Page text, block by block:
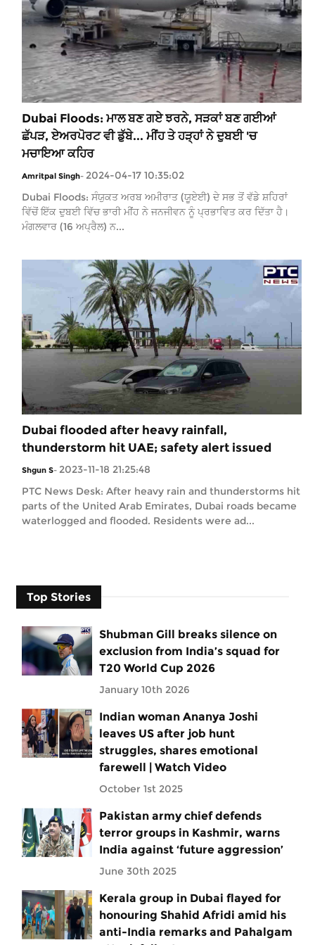
Dubai Floods: ਮਾਲ ਬਣ ਗਏ ਝਰਨੇ, ਸੜਕਾਂ ਬਣ ਗਈਆਂ
ਛੱਪੜ, ਏਅਰਪੋਰਟ ਵੀ ਡੁੱਬੇ... ਮੀਂਹ ਤੇ ਹੜ੍ਹਾਂ ਨੇ ਦੁਬਈ 'ਚ
ਮਚਾਇਆ ਕਹਿਰ
Amritpal Singh- 2024-04-17 10:35:02
Dubai Floods: ਸੰਯੁਕਤ ਅਰਬ ਅਮੀਰਾਤ (ਯੂਏਈ) ਦੇ ਸਭ ਤੋਂ ਵੱਡੇ ਸ਼ਹਿਰਾਂ
ਵਿੱਚੋਂ ਇੱਕ ਦੁਬਈ ਵਿੱਚ ਭਾਰੀ ਮੀਂਹ ਨੇ ਜਨਜੀਵਨ ਨੂੰ ਪ੍ਰਭਾਵਿਤ ਕਰ ਦਿੱਤਾ ਹੈ।
ਮੰਗਲਵਾਰ (16 ਅਪ੍ਰੈਲ) ਨ...
Dubai flooded after heavy rainfall,
thunderstorm hit UAE; safety alert issued
Shgun S- 2023-11-18 21:25:48
PTC News Desk: After heavy rain and thunderstorms hit
parts of the United Arab Emirates, Dubai roads became
waterlogged and flooded. Residents were ad...
Top Stories
Shubman Gill breaks silence on
exclusion from India’s squad for
T20 World Cup 2026
January 10th 2026
Indian woman Ananya Joshi
leaves US after job hunt
struggles, shares emotional
farewell | Watch Video
October 1st 2025
Pakistan army chief defends
terror groups in Kashmir, warns
India against ‘future aggression’
June 30th 2025
Kerala group in Dubai flayed for
honouring Shahid Afridi amid his
anti-India remarks and Pahalgam